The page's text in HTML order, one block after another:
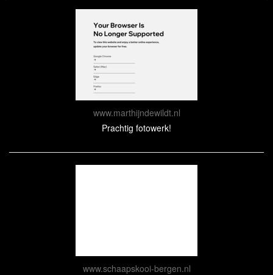
www.marthijndewildt.nl
Prachtig fotowerk!
www.schaapskooi-bergen.nl